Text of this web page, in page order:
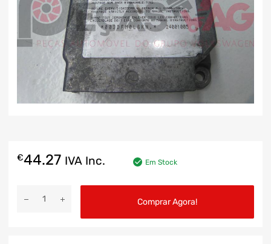
€44.27 IVA Inc. Em Stock
Comprar Agora!